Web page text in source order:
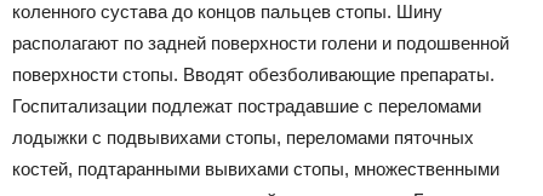
коленного сустава до концов пальцев стопы. Шину
располагают по задней поверхности голени и подошвенной
поверхности стопы. Вводят обезболивающие препараты.
Госпитализации подлежат пострадавшие с переломами
лодыжки с подвывихами стопы, переломами пяточных
костей, подтаранными вывихами стопы, множественными